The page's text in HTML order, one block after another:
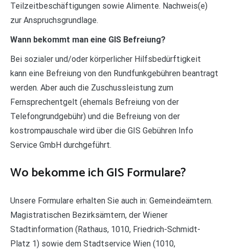
Teilzeitbeschäftigungen sowie Alimente. Nachweis(e)
zur Anspruchsgrundlage.
Wann bekommt man eine GIS Befreiung?
Bei sozialer und/oder körperlicher Hilfsbedürftigkeit
kann eine Befreiung von den Rundfunkgebühren beantragt
werden. Aber auch die Zuschussleistung zum
Fernsprechentgelt (ehemals Befreiung von der
Telefongrundgebühr) und die Befreiung von der
kostrompauschale wird über die GIS Gebühren Info
Service GmbH durchgeführt.
Wo bekomme ich GIS Formulare?
Unsere Formulare erhalten Sie auch in: Gemeindeämtern.
Magistratischen Bezirksämtern, der Wiener
Stadtinformation (Rathaus, 1010, Friedrich-Schmidt-
Platz 1) sowie dem Stadtservice Wien (1010,